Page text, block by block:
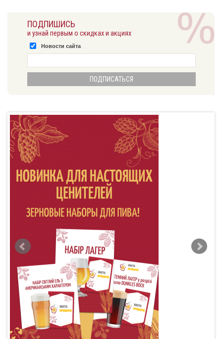
ПОДПИШИСЬ
и узнай первым о скидках и акциях
Новости сайта